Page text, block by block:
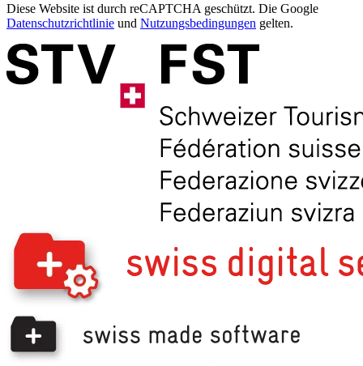
Diese Website ist durch reCAPTCHA geschützt. Die Google
Datenschutzrichtlinie und Nutzungsbedingungen gelten.